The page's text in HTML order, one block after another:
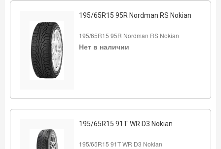
195/65R15 95R Nordman RS Nokian
195/65R15 95R Nordman RS Nokian
Нет в наличии
195/65R15 91T WR D3 Nokian
195/65R15 91T WR D3 Nokian